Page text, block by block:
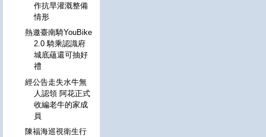
作抗旱灌溉整備
情形
熱邀臺南騎YouBike
2.0 騎乘認識府
城底蘊還可抽好
禮
經公告走失水牛無
人認領 阿花正式
收編老牛的家成
員
陳福海巡視衛生行